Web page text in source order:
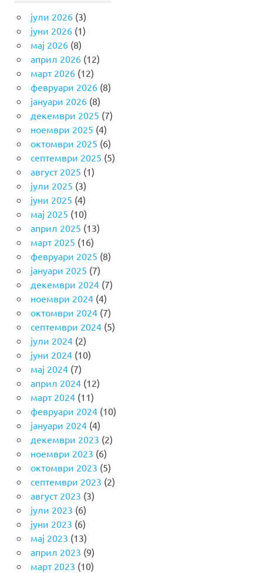
јули 2026(3)
јуни 2026(1)
мај 2026(8)
април 2026(12)
март 2026(12)
февруари 2026(8)
јануари 2026(8)
декември 2025 (7)
ноември 2025 (4)
октомври 2025 (6)
септември 2025 (5)
август 2025 (1)
јули 2025 (3)
јуни 2025 (4)
мај 2025 (10)
април 2025 (13)
март 2025 (16)
февруари 2025 (8)
јануари 2025 (7)
декември 2024(7)
ноември 2024(4)
октомври 2024(7)
септември 2024(5)
јули 2024(2)
јуни 2024(10)
мај 2024(7)
април 2024(12)
март 2024(11)
февруари 2024(10)
јануари 2024(4)
декември 2023 (2)
ноември 2023 (6)
октомври 2023 (5)
септември 2023 (2)
август 2023 (3)
јули 2023 (6)
јуни 2023 (6)
мај 2023 (13)
април 2023 (9)
март 2023 (10)